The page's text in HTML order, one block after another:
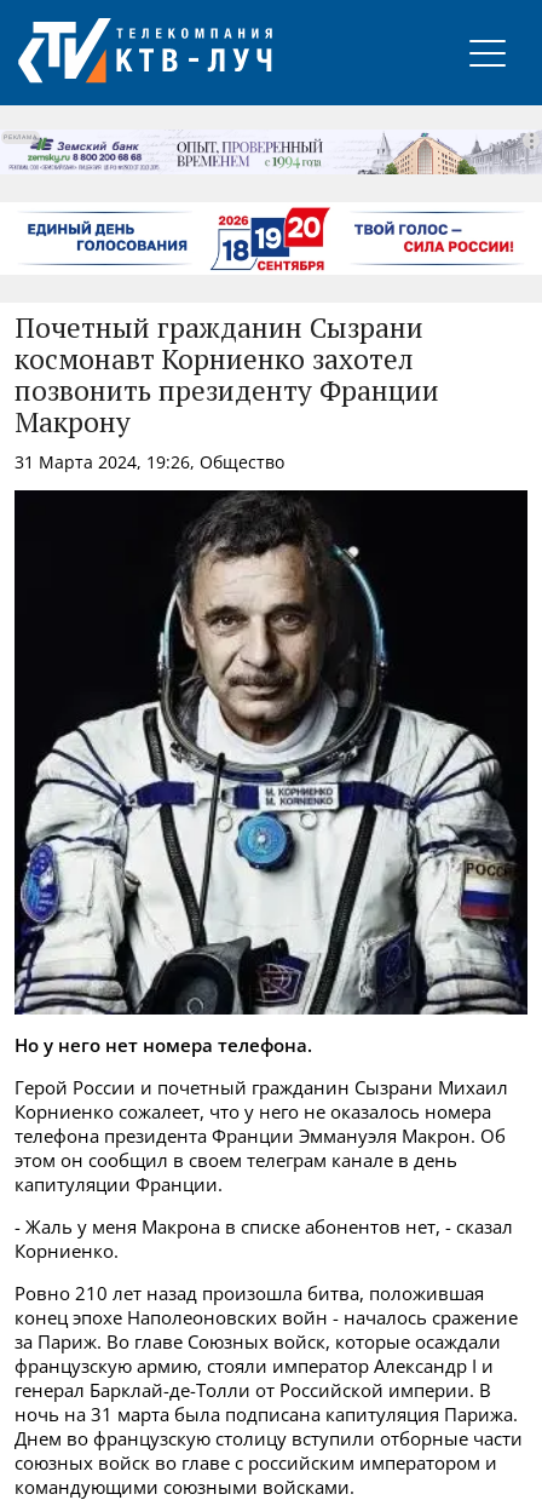
РЕКЛАМА
Почетный гражданин Сызрани
космонавт Корниенко захотел
позвонить президенту Франции
Макрону
31 Марта 2024, 19:26, Общество
Но у него нет номера телефона.
Герой России и почетный гражданин Сызрани Михаил
Корниенко сожалеет, что у него не оказалось номера
телефона президента Франции Эммануэля Макрон. Об
этом он сообщил в своем телеграм канале в день
капитуляции Франции.
- Жаль у меня Макрона в списке абонентов нет, - сказал
Корниенко.
Ровно 210 лет назад произошла битва, положившая
конец эпохе Наполеоновских войн - началось сражение
за Париж. Во главе Союзных войск, которые осаждали
французскую армию, стояли император Александр I и
генерал Барклай-де-Толли от Российской империи. В
ночь на 31 марта была подписана капитуляция Парижа.
Днем во французскую столицу вступили отборные части
союзных войск во главе с российским императором и
командующими союзными войсками.